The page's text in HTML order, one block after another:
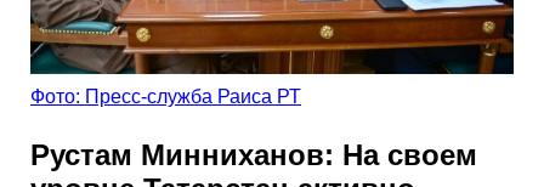
Фото: Пресс-служба Раиса РТ
Рустам Минниханов: На своем